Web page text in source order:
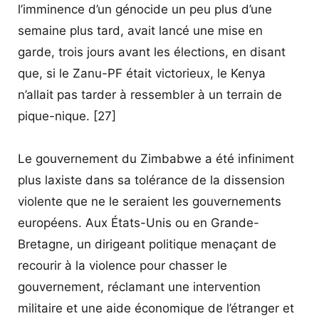
l’imminence d’un génocide un peu plus d’une
semaine plus tard, avait lancé une mise en
garde, trois jours avant les élections, en disant
que, si le Zanu-PF était victorieux, le Kenya
n’allait pas tarder à ressembler à un terrain de
pique-nique. [27]
Le gouvernement du Zimbabwe a été infiniment
plus laxiste dans sa tolérance de la dissension
violente que ne le seraient les gouvernements
européens. Aux États-Unis ou en Grande-
Bretagne, un dirigeant politique menaçant de
recourir à la violence pour chasser le
gouvernement, réclamant une intervention
militaire et une aide économique de l’étranger et